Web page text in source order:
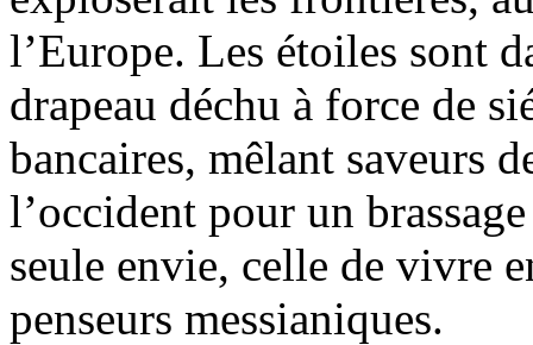
l’Europe. Les étoiles sont
drapeau déchu à force de
bancaires, mêlant saveurs
l’occident pour un
seule envie, celle de vivre
penseurs messianiques.